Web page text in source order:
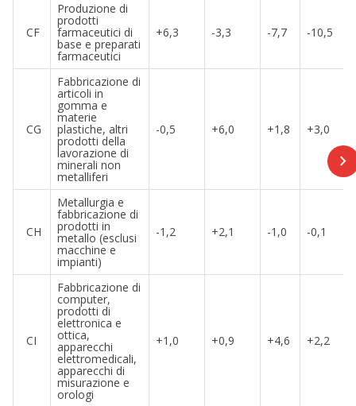
CF
Produzione di
prodotti
farmaceutici di
base e preparati
farmaceutici
+6,3 -3,3 -7,7 -10,5
CG
Fabbricazione di
articoli in
gomma e
materie
plastiche, altri
prodotti della
lavorazione di
minerali non
metalliferi
-0,5 +6,0 +1,8 +3,0
CH
Metallurgia e
fabbricazione di
prodotti in
metallo (esclusi
macchine e
impianti)
-1,2 +2,1 -1,0 -0,1
CI
Fabbricazione di
computer,
prodotti di
elettronica e
ottica,
apparecchi
elettromedicali,
apparecchi di
misurazione e
orologi
+1,0 +0,9 +4,6 +2,2